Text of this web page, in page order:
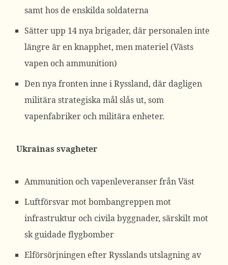
samt hos de enskilda soldaterna
Sätter upp 14 nya brigader, där personalen inte
längre är en knapphet, men materiel (Västs
vapen och ammunition)
Den nya fronten inne i Ryssland, där dagligen
militära strategiska mål slås ut, som
vapenfabriker och militära enheter.
Ukrainas svagheter
Ammunition och vapenleveranser från Väst
Luftförsvar mot bombangreppen mot
infrastruktur och civila byggnader, särskilt mot
sk guidade flygbomber
Elförsörjningen efter Rysslands utslagning av